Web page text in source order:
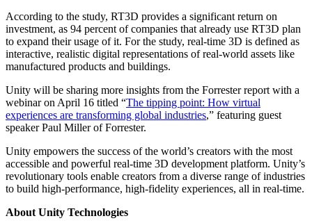
According to the study, RT3D provides a significant return on
investment, as 94 percent of companies that already use RT3D plan
to expand their usage of it. For the study, real-time 3D is defined as
interactive, realistic digital representations of real-world assets like
manufactured products and buildings.
Unity will be sharing more insights from the Forrester report with a
webinar on April 16 titled “The tipping point: How virtual
experiences are transforming global industries,” featuring guest
speaker Paul Miller of Forrester.
Unity empowers the success of the world’s creators with the most
accessible and powerful real-time 3D development platform. Unity’s
revolutionary tools enable creators from a diverse range of industries
to build high-performance, high-fidelity experiences, all in real-time.
About Unity Technologies